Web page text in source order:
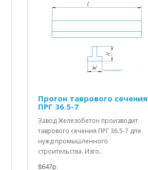
Прогон таврового сечения
ПРГ 36.5-7
Завод Железобетон производит
таврового сечения ПРГ 36.5-7 для
нужд промышленного
строительства. Изго..
8647р.